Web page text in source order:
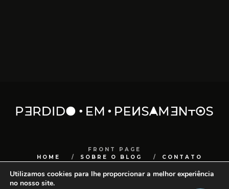
FRONT PAGE
HOME
SOBRE O BLOG CONTATO
COPYRIGHTSANCHOCOM
Utilizamos cookies para lhe proporcionar a melhor experiência
no nosso site.